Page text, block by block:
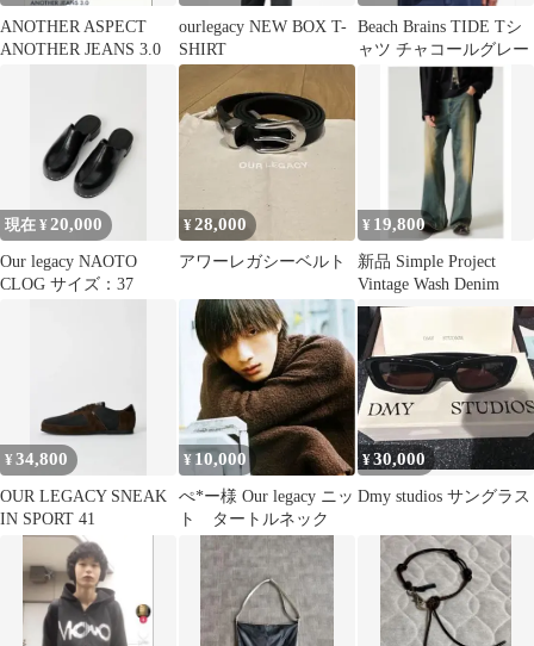
ANOTHER ASPECT
ANOTHER JEANS 3.0
ourlegacy NEW BOX T-
SHIRT
Beach Brains TIDE Tシ
ャツ チャコールグレー
現在 ¥20,000
Our legacy NAOTO
CLOG サイズ：37
¥28,000
アワーレガシーベルト
¥ 19,800
新品 Simple Project
Vintage Wash Denim
¥34,800
OUR LEGACY SNEAK
IN SPORT 41
¥10,000
ぺ*ー様 Our legacy ニッ
ト タートルネック
¥30,000
Dmy studios サングラス